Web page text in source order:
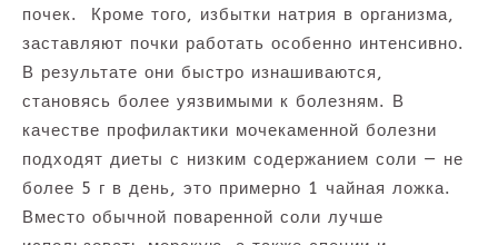
почек. Кроме того, избытки натрия в организма,
заставляют почки работать особенно интенсивно.
В результате они быстро изнашиваются,
становясь более уязвимыми к болезням. В
качестве профилактики мочекаменной болезни
подходят диеты с низким содержанием соли — не
более 5 г в день, это примерно 1 чайная ложка.
Вместо обычной поваренной соли лучше